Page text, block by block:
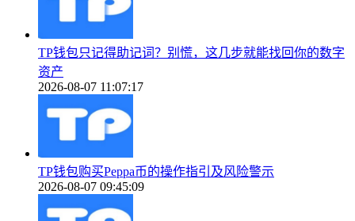
TP钱包只记得助记词？别慌，这几步就能找回你的数字
资产
2026-08-07 11:07:17
TP钱包购买Peppa币的操作指引及风险警示
2026-08-07 09:45:09